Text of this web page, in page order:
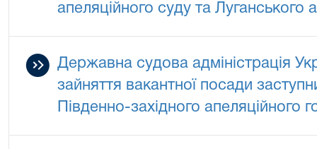
апеляційного суду та Луганського
Державна судова адміністрація
зайняття вакантної посади
Південно-західного апеляційного